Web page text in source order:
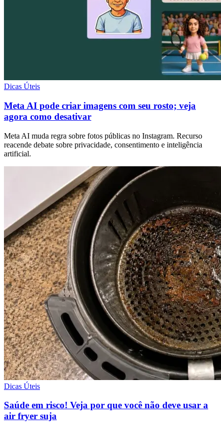
Dicas Úteis
Meta AI pode criar imagens com seu rosto; veja
agora como desativar
Meta AI muda regra sobre fotos públicas no Instagram. Recurso
reacende debate sobre privacidade, consentimento e inteligência
artificial.
Dicas Úteis
Saúde em risco! Veja por que você não deve usar a
air fryer suja